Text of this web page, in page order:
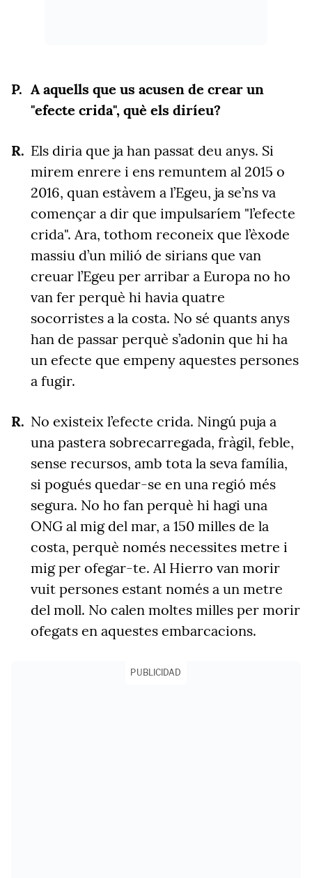
A aquells que us acusen de crear un
"efecte crida", què els diríeu?
Els diria que ja han passat deu anys. Si
mirem enrere i ens remuntem al 2015 o
2016, quan estàvem a l’Egeu, ja se’ns va
començar a dir que impulsaríem "l’efecte
crida". Ara, tothom reconeix que l’èxode
massiu d’un milió de sirians que van
creuar l’Egeu per arribar a Europa no ho
van fer perquè hi havia quatre
socorristes a la costa. No sé quants anys
han de passar perquè s’adonin que hi ha
un efecte que empeny aquestes persones
a fugir.
No existeix l’efecte crida. Ningú puja a
una pastera sobrecarregada, fràgil, feble,
sense recursos, amb tota la seva família,
si pogués quedar-se en una regió més
segura. No ho fan perquè hi hagi una
ONG al mig del mar, a 150 milles de la
costa, perquè només necessites metre i
mig per ofegar-te. Al Hierro van morir
vuit persones estant només a un metre
del moll. No calen moltes milles per morir
ofegats en aquestes embarcacions.
PUBLICIDAD